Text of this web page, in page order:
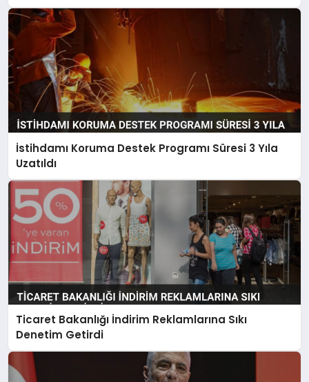
İstihdamı Koruma Destek Programı Süresi 3 Yıla
Uzatıldı
Ticaret Bakanlığı İndirim Reklamlarına Sıkı
Denetim Getirdi